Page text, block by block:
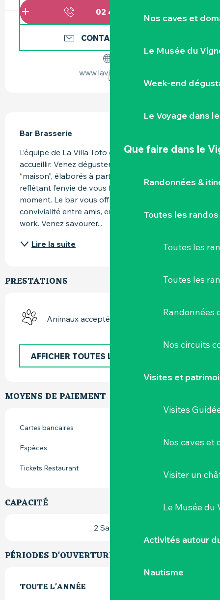
Nos caves et
Le Musée du
Week-end
Le Voyage dans
Que faire dans le
Randonnées &
Toutes les randos
Toutes les
Toutes les
Randonnées
Nos circuits
Visites et
Visites
Nos caves et
Visiter un
Le Musée du
Activités autour
Nautisme
02 40 58 72
CONTACTEZ-NOUS
www.lavillatoto.fr
Bar Brasserie
L’équipe de La Villa Toto est heureuse de vous
accueillir. Venez déguster plats et burgers
“maison”, élaborés à partir de produits de qualité
reflétant l’envie de vous faire passer un bon
moment. Le bar vous offre un espace de
convivialité entre amis, en famille, ou en after-
work. Venez savourer...
Lire la suite
PRESTATIONS
Animaux acceptés
AFFICHER TOUTES LES PRESTATIONS
MOYENS DE PAIEMENT
Cartes bancaires
Espèces
Tickets Restaurant
CAPACITÉ
2 Salle(s)
PÉRIODES D'OUVERTURE
TOUTE L'ANNÉE
TOUTE L'ANNÉE